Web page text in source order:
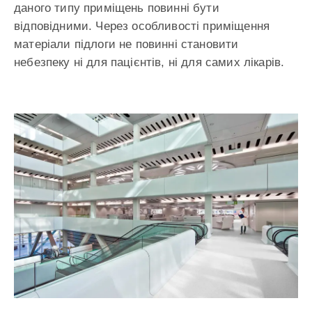
даного типу приміщень повинні бути
відповідними. Через особливості приміщення
матеріали підлоги не повинні становити
небезпеку ні для пацієнтів, ні для самих лікарів.